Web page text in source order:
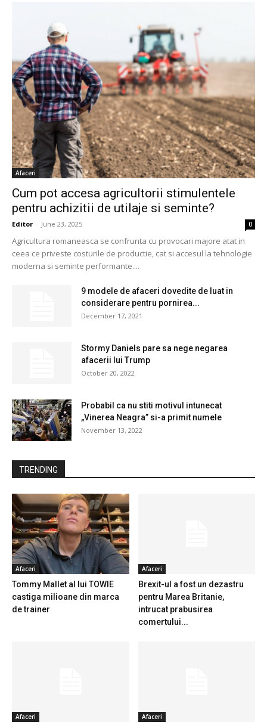
Afaceri
Cum pot accesa agricultorii stimulentele
pentru achizitii de utilaje si seminte?
Editor - June 23, 2025 0
Agricultura romaneasca se confrunta cu provocari majore atat in
ceea ce priveste costurile de productie, cat si accesul la tehnologie
moderna si seminte performante....
9 modele de afaceri dovedite de luat in
considerare pentru pornirea...
December 17, 2021
Stormy Daniels pare sa nege negarea
afacerii lui Trump
October 20, 2022
Probabil ca nu stiti motivul intunecat
„Vinerea Neagra” si-a primit numele
November 13, 2022
TRENDING
Afaceri
Tommy Mallet al lui TOWIE
castiga milioane din marca
de trainer
Afaceri
Brexit-ul a fost un dezastru
pentru Marea Britanie,
intrucat prabusirea
comertului...
Afaceri Afaceri